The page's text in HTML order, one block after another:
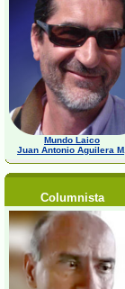
Mundo Laico
Juan Antonio Aguilera M,
Columnista